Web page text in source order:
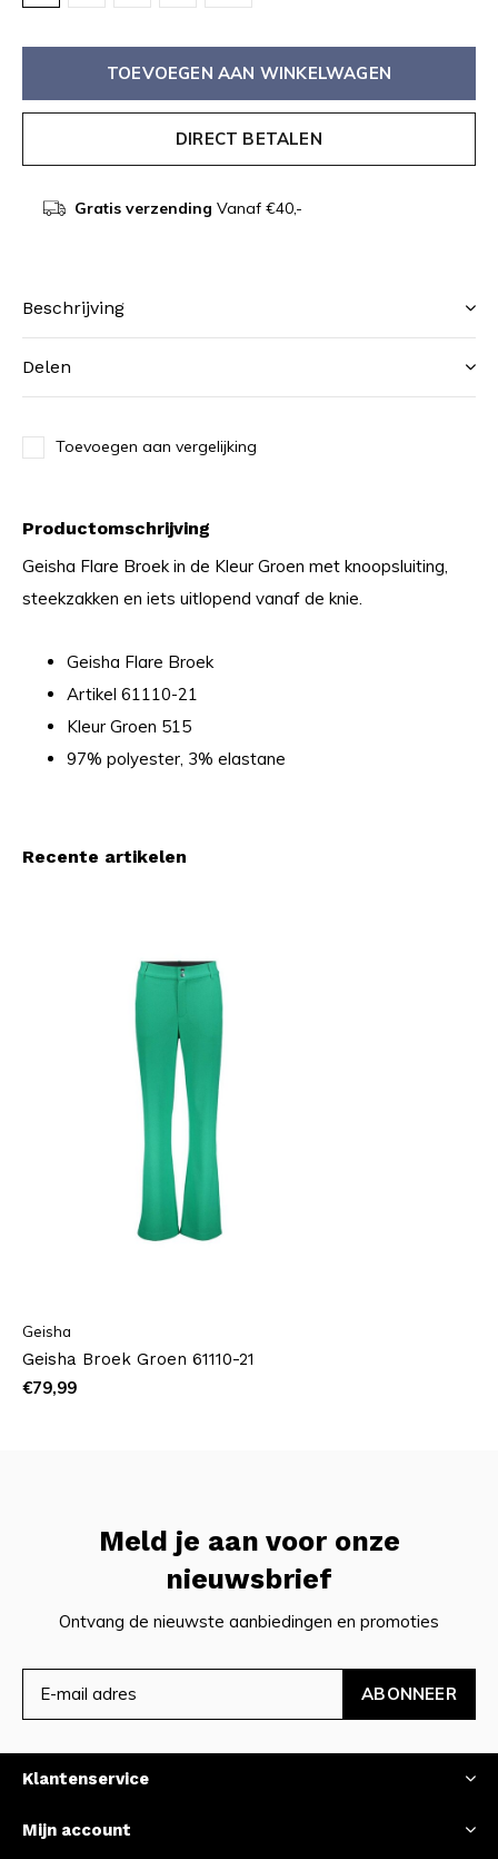
TOEVOEGEN AAN WINKELWAGEN
DIRECT BETALEN
Gratis verzending Vanaf €40,-
Beschrijving
Delen
Toevoegen aan vergelijking
Productomschrijving
Geisha Flare Broek in de Kleur Groen met knoopsluiting,
steekzakken en iets uitlopend vanaf de knie.
Geisha Flare Broek
Artikel 61110-21
Kleur Groen 515
97% polyester, 3% elastane
Recente artikelen
Geisha
Geisha Broek Groen 61110-21
€79,99
Meld je aan voor onze
nieuwsbrief
Ontvang de nieuwste aanbiedingen en promoties
ABONNEER
Klantenservice
Mijn account